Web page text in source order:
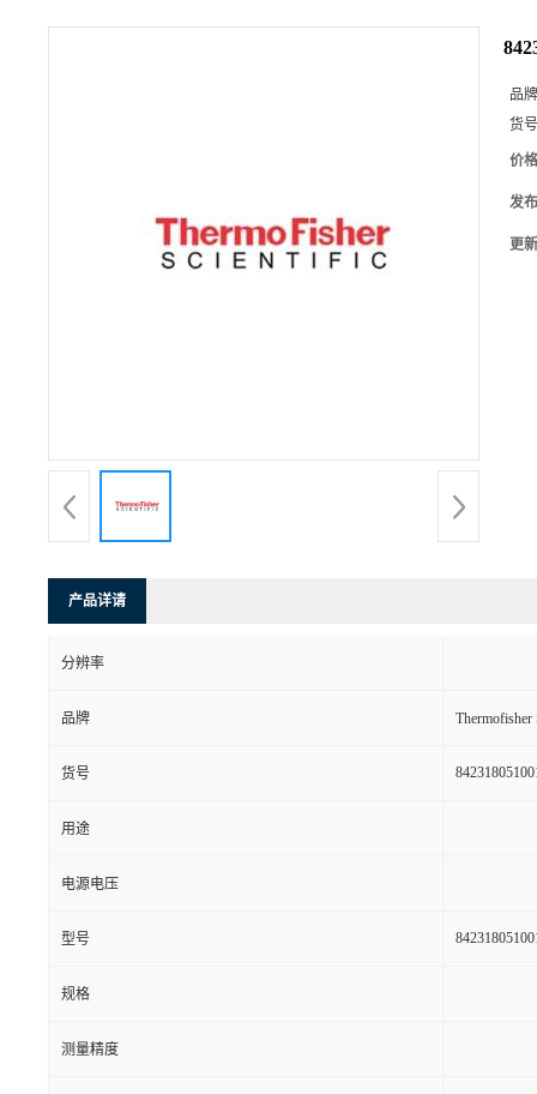
品
货
价
发
更
产品详请
分辨率
品牌
货号
用途
电源电压
型号
规格
测量精度